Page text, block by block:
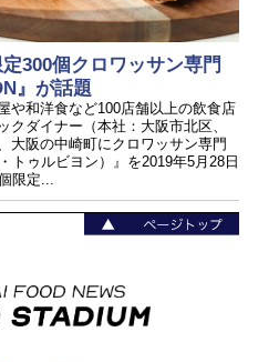
300個クロワッサン専門
』が話題
や和洋食など100店舗以上の飲食店
クダイナー（本社：大阪市北区、
大阪の中崎町にクロワッサン専門
トゥルビヨン）』を2019年5月28日
限定...